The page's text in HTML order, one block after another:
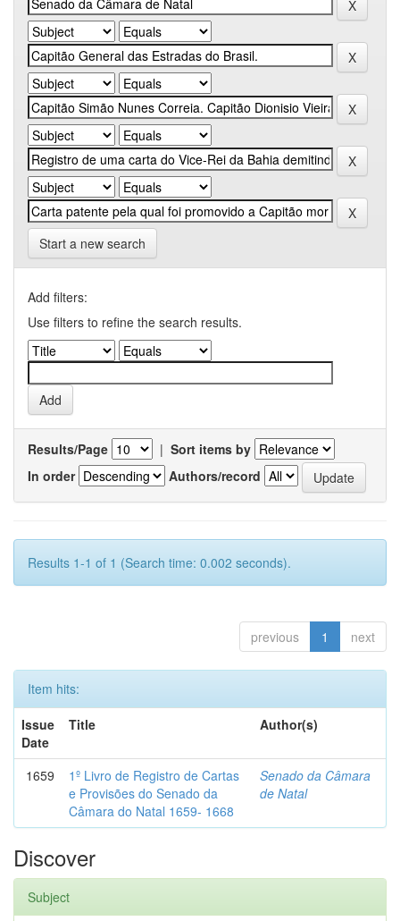
Start a new search
Add filters:
Use filters to refine the search results.
Results/Page | Sort items by
In order
Authors/record
Results 1-1 of 1 (Search time: 0.002 seconds).
previous 1 next
Item hits:
Issue
Date
Title Author(s)
1659
1º Livro de Registro de Cartas
e Provisões do Senado da
Câmara do Natal 1659- 1668
Senado da Câmara
de Natal
Discover
Subject